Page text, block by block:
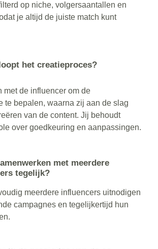
op niche, volgersaantallen en
je altijd de juiste match kunt
het creatieproces?
met de influencer om de
te bepalen, waarna zij aan de slag
van de content. Jij behoudt
over goedkeuring en aanpassingen.
met meerdere
tegelijk?
meerdere influencers uitnodigen
campagnes en tegelijkertijd hun